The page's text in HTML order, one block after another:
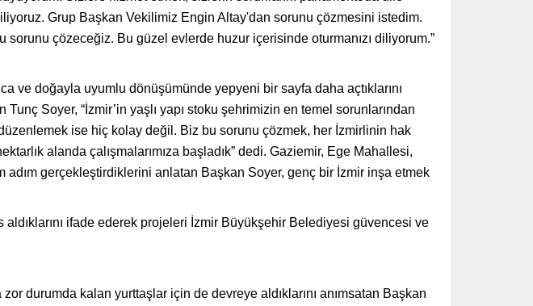
Grup Başkan Vekilimiz Engin Altay'dan sorunu çözmesini istedim.
çözeceğiz. Bu güzel evlerde huzur içerisinde oturmanızı diliyorum.”
ve doğayla uyumlu dönüşümünde yepyeni bir sayfa daha açtıklarını
Soyer, “İzmir’in yaşlı yapı stoku şehrimizin en temel sorunlarından
ise hiç kolay değil. Biz bu sorunu çözmek, her İzmirlinin hak
alanda çalışmalarımıza başladık” dedi. Gaziemir, Ege Mahallesi,
adım gerçekleştirdiklerini anlatan Başkan Soyer, genç bir İzmir inşa etmek
ifade ederek projeleri İzmir Büyükşehir Belediyesi güvencesi ve
durumda kalan yurttaşlar için de devreye aldıklarını anımsatan Başkan